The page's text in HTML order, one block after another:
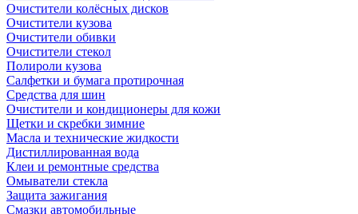
Очистители колёсных дисков
Очистители кузова
Очистители обивки
Очистители стекол
Полироли кузова
Салфетки и бумага протирочная
Средства для шин
Очистители и кондиционеры для кожи
Щетки и скребки зимние
Масла и технические жидкости
Дистиллированная вода
Клеи и ремонтные средства
Омыватели стекла
Защита зажигания
Смазки автомобильные